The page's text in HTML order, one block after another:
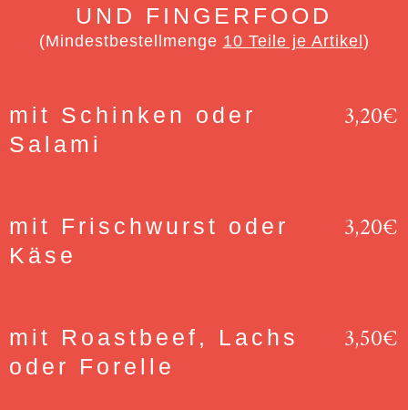
UND FINGERFOOD
(Mindestbestellmenge 10 Teile je Artikel )
mit Schinken oder
Salami
3,20€
mit Frischwurst oder
Käse
3,20€
mit Roastbeef, Lachs
oder Forelle
3,50€